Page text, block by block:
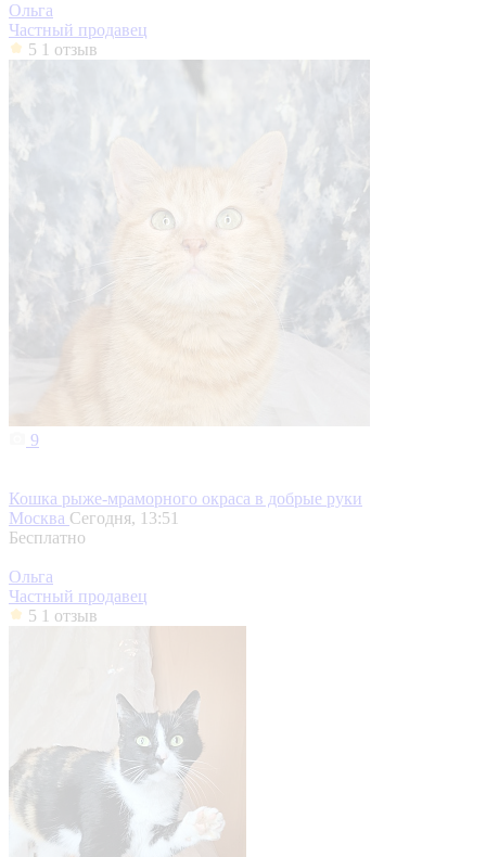
Ольга
Частный продавец
5 1 отзыв
9
Кошка рыже-мраморного окраса в добрые руки
Москва Сегодня, 13:51
Бесплатно
Ольга
Частный продавец
5 1 отзыв